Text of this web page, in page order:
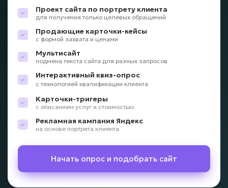
Проект сайта по портрету клиента
для получения только целевых обращений
Продающие карточки-кейсы
с формой захвата и ценами
Мультисайт
подмена текста сайта для разных запросов
Интерактивный квиз-опрос
с технологией квалификации клиента
Карточки-тригеры
с описанием услуг и стоимостью
Рекламная кампания Яндекс
на основе портрета клиента
Начать опрос и подобрать сайт